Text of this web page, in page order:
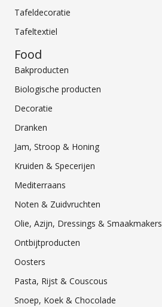
Tafeldecoratie
Tafeltextiel
Food
Bakproducten
Biologische producten
Decoratie
Dranken
Jam, Stroop & Honing
Kruiden & Specerijen
Mediterraans
Noten & Zuidvruchten
Olie, Azijn, Dressings & Smaakmakers
Ontbijtproducten
Oosters
Pasta, Rijst & Couscous
Snoep, Koek & Chocolade